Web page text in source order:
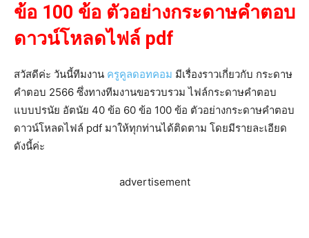
ข้อ 100 ข้อ ตัวอย่างกระดาษคำตอบ
ดาวน์โหลดไฟล์ pdf
สวัสดีค่ะ วันนี้ทีมงาน ครูคูลดอทคอม มีเรื่องราวเกี่ยวกับ กระดาษ
คำตอบ 2566 ซึ่งทางทีมงานขอรวบรวม ไฟล์กระดาษคำตอบ
แบบปรนัย อัตนัย 40 ข้อ 60 ข้อ 100 ข้อ ตัวอย่างกระดาษคำตอบ
ดาวน์โหลดไฟล์ pdf มาให้ทุกท่านได้ติดตาม โดยมีรายละเอียด
ดังนี้ค่ะ
advertisement